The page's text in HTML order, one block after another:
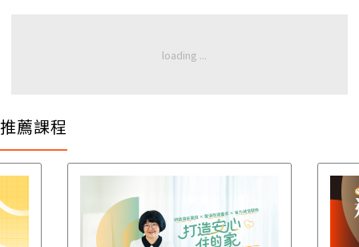
推薦課程